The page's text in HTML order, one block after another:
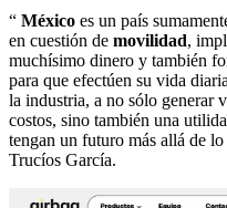
“ México es un país
en cuestión de movilidad,
muchísimo dinero y también
para que efectúen su vida
la industria, a no sólo generar
costos, sino también una
tengan un futuro más allá de
Trucíos García.